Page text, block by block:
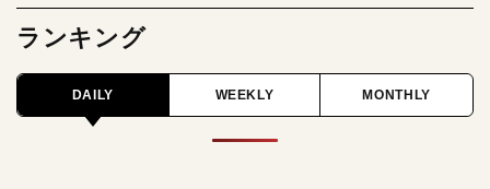
ランキング
DAILY WEEKLY MONTHLY